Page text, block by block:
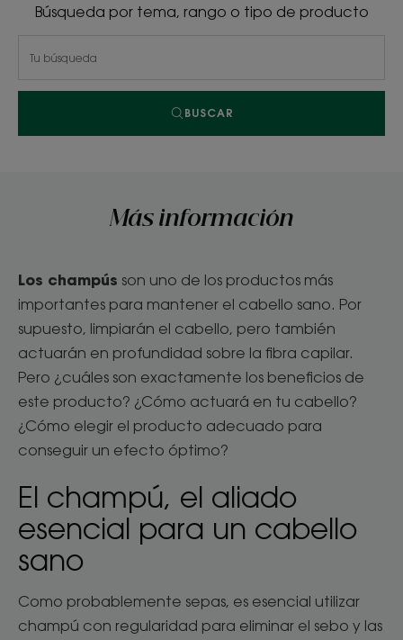
Búsqueda por tema, rango o tipo de producto
BUSCAR
Más información
Los champús son uno de los productos más
importantes para mantener el cabello sano. Por
supuesto, limpiarán el cabello, pero también
actuarán en profundidad sobre la fibra capilar.
Pero ¿cuáles son exactamente los beneficios de
este producto? ¿Cómo actuará en tu cabello?
¿Cómo elegir el producto adecuado para
conseguir un efecto óptimo?
El champú, el aliado
esencial para un cabello
sano
Como probablemente sepas, es esencial utilizar
champú con regularidad para eliminar el sebo y las